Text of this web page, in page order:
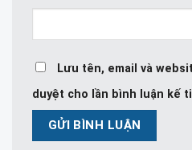
Lưu tên, email và
duyệt cho lần bình luận kế